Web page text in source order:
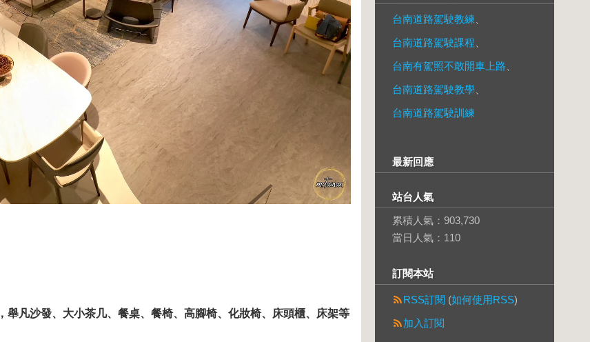
凡沙發、大小茶几、餐桌、餐椅、高腳椅、化妝椅、床頭櫃、床架等
台南道路駕駛教練
台南道路駕駛課程
台南有駕照不敢開車上路
台南道路駕駛教學
台南道路駕駛訓練
最新回應
站台人氣
累積人氣： 903,730
當日人氣： 110
訂閱本站
RSS訂閱 (如何使用RSS)
加入訂閱